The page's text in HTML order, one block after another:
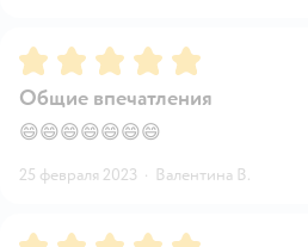
Рейтинг:5
Общие впечатления
😄😄😄😄😄😄😄
25 февраля 2023 · Валентина В.
Рейтинг:5